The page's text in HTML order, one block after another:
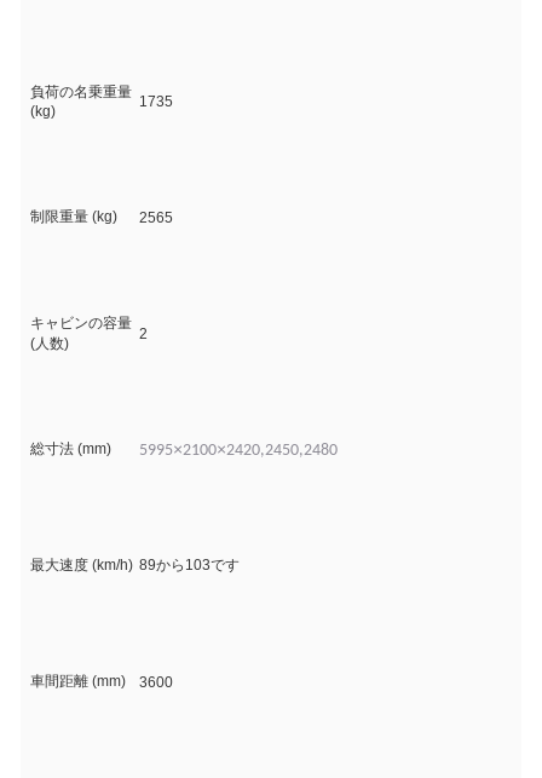
負荷の名乗重量
(kg)
1735
制限重量 (kg) 2565
キャビンの容量
(人数)
2
総寸法 (mm) 5995×2100×2420,2450,2480
最大速度 (km/h) 89から103です
車間距離 (mm) 3600